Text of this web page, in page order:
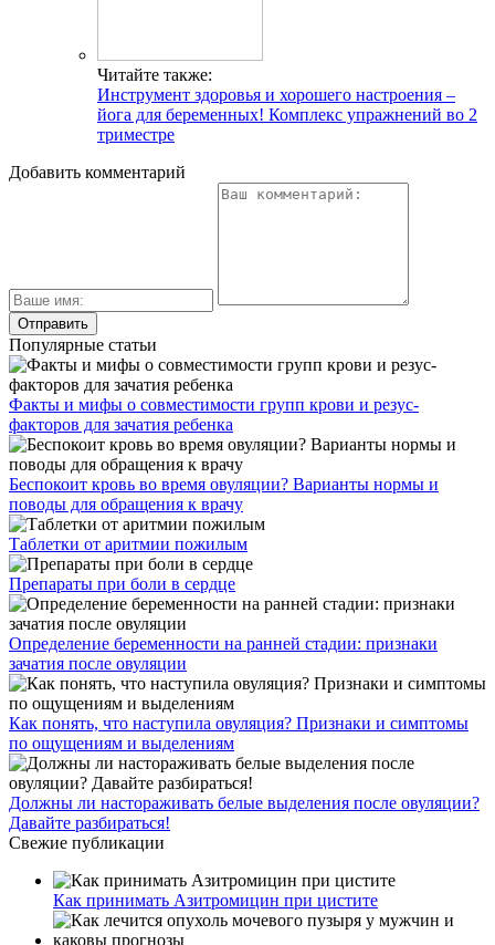
Читайте также:
Инструмент здоровья и хорошего настроения –
йога для беременных! Комплекс упражнений во 2
триместре
Добавить комментарий
Популярные статьи
Факты и мифы о совместимости групп крови и резус-
факторов для зачатия ребенка
Беспокоит кровь во время овуляции? Варианты нормы и
поводы для обращения к врачу
Таблетки от аритмии пожилым
Препараты при боли в сердце
Определение беременности на ранней стадии: признаки
зачатия после овуляции
Как понять, что наступила овуляция? Признаки и симптомы
по ощущениям и выделениям
Должны ли настораживать белые выделения после овуляции?
Давайте разбираться!
Свежие публикации
Как принимать Азитромицин при цистите